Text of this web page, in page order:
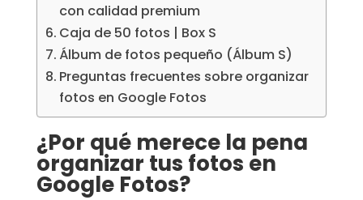
con calidad premium
Caja de 50 fotos | Box S
Álbum de fotos pequeño (Álbum S)
Preguntas frecuentes sobre organizar
fotos en Google Fotos
¿Por qué merece la pena
organizar tus fotos en
Google Fotos?